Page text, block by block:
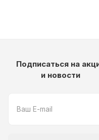
Подписаться на
и новости